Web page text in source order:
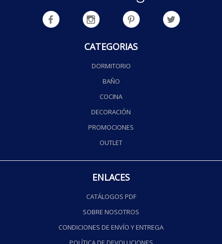
CATEGORIAS
DORMITORIO
BAÑO
COCINA
DECORACIÓN
PROMOCIONES
OUTLET
ENLACES
CATÁLOGOS PDF
SOBRE NOSOTROS
CONDICIONES DE ENVÍO Y ENTREGA